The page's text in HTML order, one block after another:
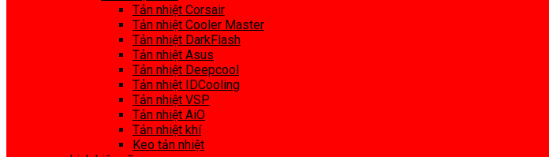
Tản nhiệt Corsair
Tản nhiệt Cooler Master
Tản nhiệt DarkFlash
Tản nhiệt Asus
Tản nhiệt Deepcool
Tản nhiệt IDCooling
Tản nhiệt VSP
Tản nhiệt AiO
Tản nhiệt khí
Keo tản nhiệt